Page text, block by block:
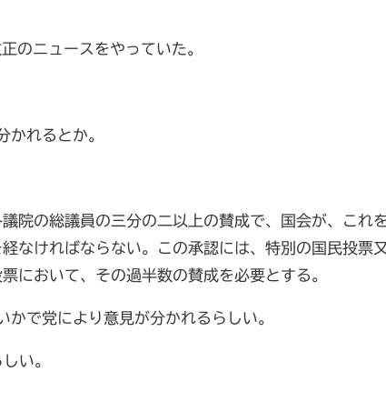
のニュースをやっていた。
れるとか。
院の総議員の三分の二以上の賛成で、国会が、これ
なければならない。この承認には、特別の国民投票
において、その過半数の賛成を必要とする。
で党により意見が分かれるらしい。
い。